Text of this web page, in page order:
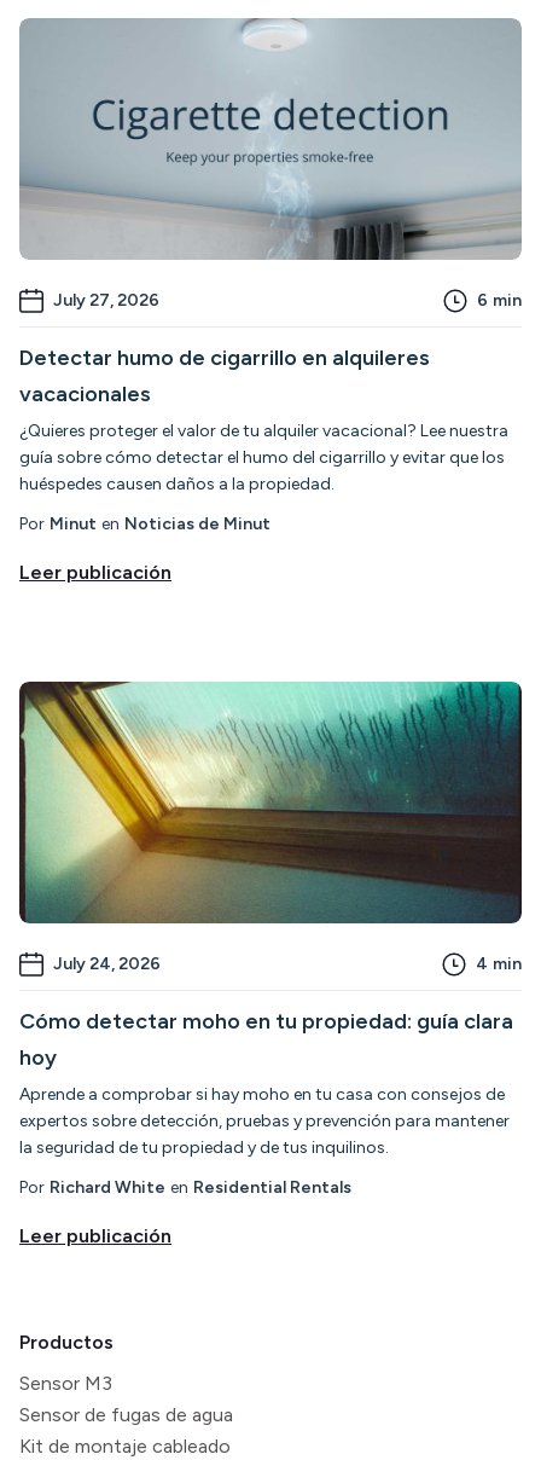
July 27, 2026 6 min
Detectar humo de cigarrillo en alquileres
vacacionales
¿Quieres proteger el valor de tu alquiler vacacional? Lee nuestra
guía sobre cómo detectar el humo del cigarrillo y evitar que los
huéspedes causen daños a la propiedad.
Por Minut en Noticias de Minut
Leer publicación
July 24, 2026 4 min
Cómo detectar moho en tu propiedad: guía clara
hoy
Aprende a comprobar si hay moho en tu casa con consejos de
expertos sobre detección, pruebas y prevención para mantener
la seguridad de tu propiedad y de tus inquilinos.
Por Richard White en Residential Rentals
Leer publicación
Productos
Sensor M3
Sensor de fugas de agua
Kit de montaje cableado